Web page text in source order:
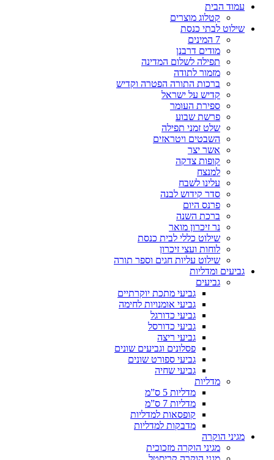
עמוד הבית
קטלוג מוצרים
שילוט לבתי כנסת
7 המינים
מודים דרבנן
תפילה לשלום המדינה
מזמור לתודה
ברכות התורה הפטרה וקדיש
קדיש על ישראל
ספירת העומר
פרשת שבוע
שלט זמני תפילה
השבטים ויטראזים
אשר יצר
קופות צדקה
למנצח
עלינו לשבח
סדר קידוש לבנה
פרנס היום
ברכת השנה
נר זיכרון מואר
שילוט כללי לבית כנסת
לוחות ועצי זיכרון
שילוט עליות חגים וספר תורה
גביעים ומדליות
גביעים
גביעי מתכת יוקרתיים
גביעי אומנויות לחימה
גביעי כדורגל
גביעי כדורסל
גביעי ריצה
פסלונים וגביעים שונים
גביעי ספורט שונים
גביעי שחיה
מדליות
מדליות 5 ס”מ
מדליות 7 ס”מ
קופסאות למדליות
מדבקות למדליות
מגיני הוקרה
מגיני הוקרה מזכוכית